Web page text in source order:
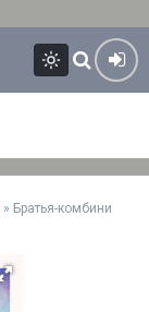
» Братья-комбини